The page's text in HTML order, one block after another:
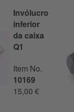
Invólucro
inferior
da caixa
Q1
Item No.
10169
15,00 €